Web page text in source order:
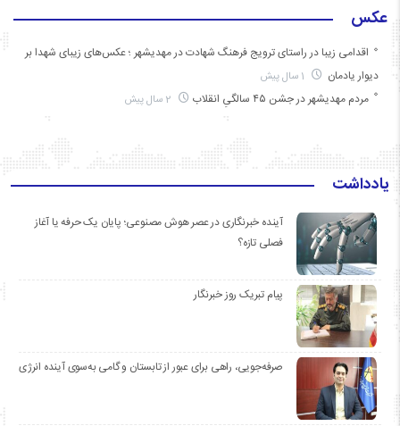
عکس
اقدامی زیبا در راستای ترویج فرهنگ شهادت در مهدیشهر ؛ عکس‌های زیبای شهدا بر
دیوار یادمان
مردم مهدیشهر در جشن ۴۵ سالگیِ انقلاب
یادداشت
آینده خبرنگاری در عصر هوش مصنوعی؛ پایان یک حرفه یا آغاز
فصلی تازه؟
پیام تبریک روز خبرنگار
صرفه‌جویی، راهی برای عبور از تابستان و گامی به‌سوی آینده انرژی